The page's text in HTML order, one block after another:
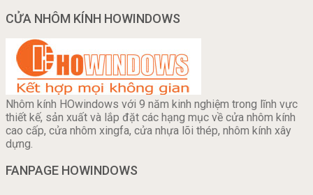
CỬA NHÔM KÍNH HOWINDOWS
Nhôm kính HOwindows với 9 năm kinh nghiệm trong lĩnh vực
thiết kế, sản xuất và lắp đặt các hạng mục về cửa nhôm kính
cao cấp, cửa nhôm xingfa, cửa nhựa lõi thép, nhôm kính xây
dựng.
FANPAGE HOWINDOWS